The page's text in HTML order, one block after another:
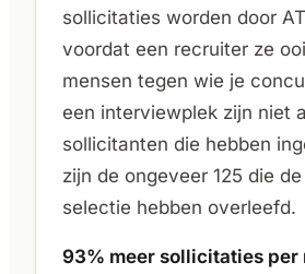
sollicitaties worden door
voordat een recruiter ze
mensen tegen wie je
een interviewplek zijn niet
sollicitanten die hebben
zijn de ongeveer 125 die
selectie hebben overleefd.
93% meer sollicitaties per